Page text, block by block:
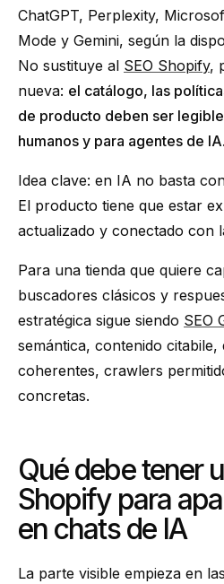
ChatGPT, Perplexity,
Mode y Gemini, según la
No sustituye al SEO Shopify,
nueva: el catálogo, las
de producto deben ser
humanos y para agentes de IA.
Idea clave: en IA no basta
El producto tiene que estar
actualizado y conectado con
Para una tienda que quiere
buscadores clásicos y
estratégica sigue siendo SEO
semántica, contenido
coherentes, crawlers
concretas.
Qué debe tener
Shopify para
en chats de IA
La parte visible empieza en